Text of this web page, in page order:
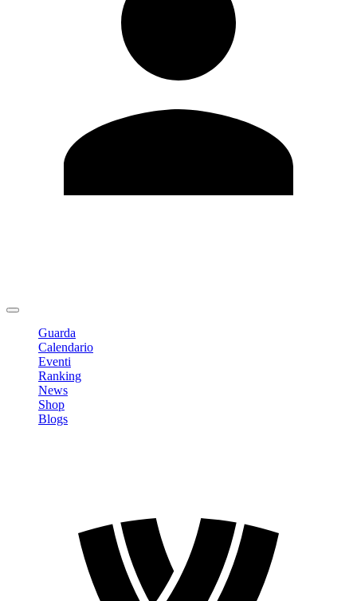
Guarda
Calendario
Eventi
Ranking
News
Shop
Blogs